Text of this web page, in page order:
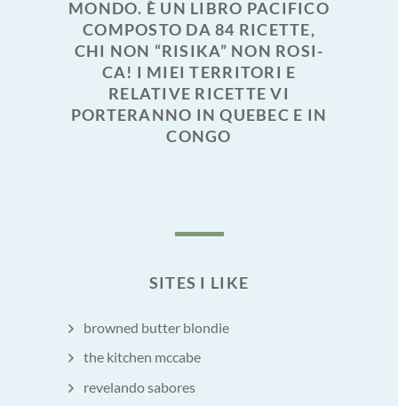
MONDO. È UN LIBRO PACIFICO
COMPOSTO DA 84 RICETTE,
CHI NON “RISIKA” NON ROSI-
CA! I MIEI TERRITORI E
RELATIVE RICETTE VI
PORTERANNO IN QUEBEC E IN
CONGO
SITES I LIKE
browned butter blondie
the kitchen mccabe
revelando sabores